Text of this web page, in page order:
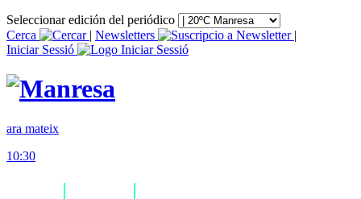
Seleccionar edición del periódico
Cerca
| Newsletters
|
Iniciar Sessió
ara mateix
10:30